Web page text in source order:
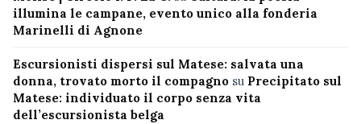
illumina le campane, evento unico alla fonderia
Marinelli di Agnone
Escursionisti dispersi sul Matese: salvata una
donna, trovato morto il compagno su Precipitato sul
Matese: individuato il corpo senza vita
dell’escursionista belga